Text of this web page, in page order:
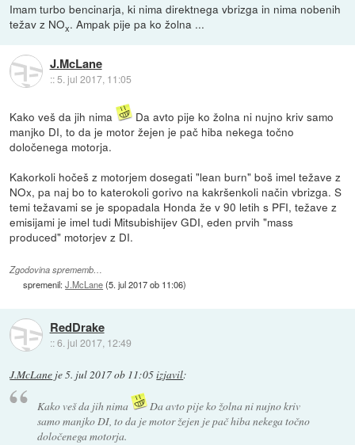
Imam turbo bencinarja, ki nima direktnega vbrizga in nima nobenih
težav z NOx. Ampak pije pa ko žolna ...
J.McLane
::5. jul 2017, 11:05
Kako veš da jih nima
Da avto pije ko žolna ni nujno kriv samo
manjko DI, to da je motor žejen je pač hiba nekega točno
določenega motorja.
Kakorkoli hočeš z motorjem dosegati "lean burn" boš imel težave z
NOx, pa naj bo to katerokoli gorivo na kakršenkoli način vbrizga. S
temi težavami se je spopadala Honda že v 90 letih s PFI, težave z
emisijami je imel tudi Mitsubishijev GDI, eden prvih "mass
produced" motorjev z DI.
Zgodovina sprememb…
spremenil:J.McLane(5. jul 2017 ob 11:06)
RedDrake
::6. jul 2017, 12:49
J.McLane je5. jul 2017 ob 11:05izjavil:
Kako veš da jih nima
Da avto pije ko žolna ni nujno kriv
samo manjko DI, to da je motor žejen je pač hiba nekega točno
določenega motorja.